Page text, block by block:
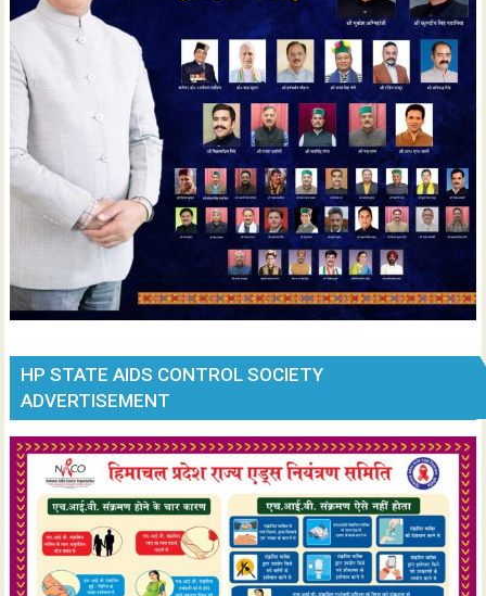
HP STATE AIDS CONTROL SOCIETY
ADVERTISEMENT